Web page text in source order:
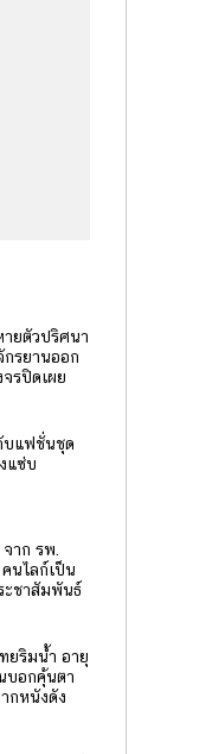
ายตัวปริศนา
รยานออก
รปิดเผย
บแฟชั่นชุด
แซ่บ
าก รพ.
นไลก์เป็น
ชาสัมพันธ์
ยริมน้ำ อายุ
บอกคุ้นตา
กหนังดัง